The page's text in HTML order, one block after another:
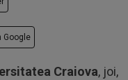
Google
Craiova, joi,